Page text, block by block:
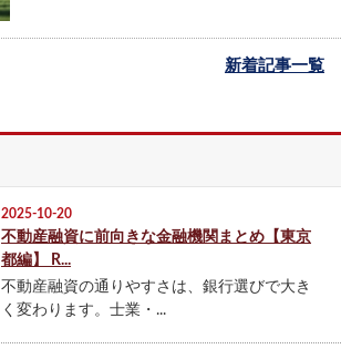
新着記事一覧
2025-10-20
不動産融資に前向きな金融機関まとめ【東京
都編】 R...
不動産融資の通りやすさは、銀行選びで大き
く変わります。士業・...